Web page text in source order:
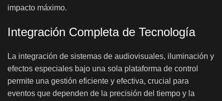
impacto máximo.
Integración Completa de Tecnología
La integración de sistemas de audiovisuales, iluminación y
efectos especiales bajo una sola plataforma de control
permite una gestión eficiente y efectiva, crucial para
eventos que dependen de la precisión del tiempo y la